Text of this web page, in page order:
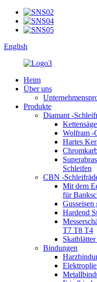
English
Heim
Über uns
Produkte
Diamant -
Wolfram -
Hartes
Schleifen
CBN -
Mit dem
für
Gusseisen
Hardend
T7 T8 T4
Bindungen